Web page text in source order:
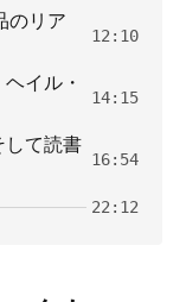
のリア
12:10
イル・
14:15
して読書
16:54
22:12